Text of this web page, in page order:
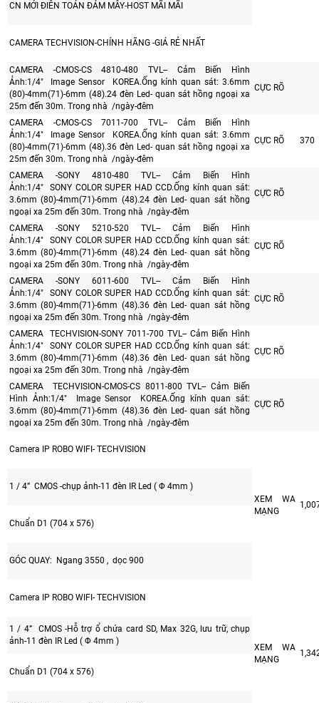
CN MỚI ĐIÊN TOÁN ĐÁM MÂY-HOST MÃI MÃI
CAMERA TECHVISION-CHÍNH HÃNG -GIÁ RẺ NHẤT
CAMERA -CMOS-CS 4810-480 TVL-- Cảm Biến Hình
Ảnh:1/4" Image Sensor KOREA.Ống kính quan sát: 3.6mm
(80)-4mm(71)-6mm (48).24 đèn Led- quan sát hồng ngoại xa
25m đến 30m. Trong nhà /ngày-đêm
CỰC RÕ
CAMERA -CMOS-CS 7011-700 TVL-- Cảm Biến Hình
Ảnh:1/4" Image Sensor KOREA.Ống kính quan sát: 3.6mm
(80)-4mm(71)-6mm (48).36 đèn Led- quan sát hồng ngoại xa
25m đến 30m. Trong nhà /ngày-đêm
CỰC RÕ 370
CAMERA -SONY 4810-480 TVL-- Cảm Biến Hình
Ảnh:1/4" SONY COLOR SUPER HAD CCD.Ống kính quan sát:
3.6mm (80)-4mm(71)-6mm (48).24 đèn Led- quan sát hồng
ngoại xa 25m đến 30m. Trong nhà /ngày-đêm
CỰC RÕ
CAMERA -SONY 5210-520 TVL-- Cảm Biến Hình
Ảnh:1/4" SONY COLOR SUPER HAD CCD.Ống kính quan sát:
3.6mm (80)-4mm(71)-6mm (48).24 đèn Led- quan sát hồng
ngoại xa 25m đến 30m. Trong nhà /ngày-đêm
CỰC RÕ
CAMERA -SONY 6011-600 TVL-- Cảm Biến Hình
Ảnh:1/4" SONY COLOR SUPER HAD CCD.Ống kính quan sát:
3.6mm (80)-4mm(71)-6mm (48).36 đèn Led- quan sát hồng
ngoại xa 25m đến 30m. Trong nhà /ngày-đêm
CỰC RÕ
CAMERA TECHVISION-SONY 7011-700 TVL-- Cảm Biến Hình
Ảnh:1/4" SONY COLOR SUPER HAD CCD.Ống kính quan sát:
3.6mm (80)-4mm(71)-6mm (48).36 đèn Led- quan sát hồng
ngoại xa 25m đến 30m. Trong nhà /ngày-đêm
CỰC RÕ
CAMERA TECHVISION-CMOS-CS 8011-800 TVL-- Cảm Biến
Hình Ảnh:1/4" Image Sensor KOREA.Ống kính quan sát:
3.6mm (80)-4mm(71)-6mm (48).36 đèn Led- quan sát hồng
ngoại xa 25m đến 30m. Trong nhà /ngày-đêm
CỰC RÕ
Camera IP ROBO WIFI- TECHVISION
XEM WA
MẠNG
1 / 4” CMOS -chụp ảnh-11 đèn IR Led ( Φ 4mm )
Chuẩn D1 (704 x 576)
GÓC QUAY: Ngang 3550 , dọc 900
Camera IP ROBO WIFI- TECHVISION
XEM WA
MẠNG
1 / 4” CMOS -Hỗ trợ ổ chứa card SD, Max 32G, lưu trữ, chụp
ảnh-11 đèn IR Led ( Φ 4mm )
Chuẩn D1 (704 x 576)